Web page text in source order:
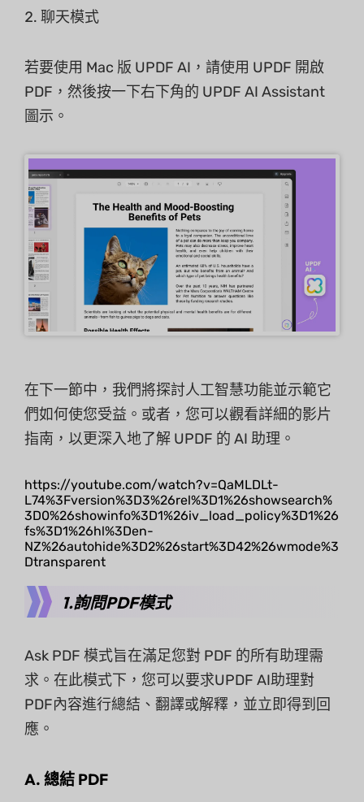
聊天模式
若要使用 Mac 版 UPDF AI，請使用 UPDF 開啟
PDF，然後按一下右下角的 UPDF AI Assistant
圖示。
在下一節中，我們將探討人工智慧功能並示範它
們如何使您受益。或者，您可以觀看詳細的影片
指南，以更深入地了解 UPDF 的 AI 助理。
https://youtube.com/watch?v=QaMLDLt-
L74%3Fversion%3D3%26rel%3D1%26showsearch%
3D0%26showinfo%3D1%26iv_load_policy%3D1%26
fs%3D1%26hl%3Den-
NZ%26autohide%3D2%26start%3D42%26wmode%3
Dtransparent
1.詢問PDF模式
Ask PDF 模式旨在滿足您對 PDF 的所有助理需
求。在此模式下，您可以要求UPDF AI助理對
PDF內容進行總結、翻譯或解釋，並立即得到回
應。
A. 總結 PDF